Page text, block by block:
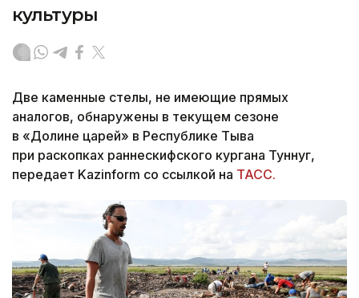
культуры
Две каменные стелы, не имеющие прямых
аналогов, обнаружены в текущем сезоне
в «Долине царей» в Республике Тыва
при раскопках раннескифского кургана Туннуг,
передает Kazinform со ссылкой на ТАСС.